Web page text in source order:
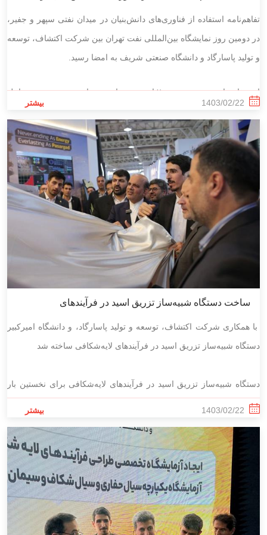
تفاهم‌نامه استفاده از فناوری‌های دانش‌بنیان در میدان نفتی سپهر و جفیر،
در دومین روز نمایشگاه بین‌المللی نفت تهران بین شرکت اکتشاف، توسعه
و تولید پاسارگاد و دانشگاه صنعتی شریف به امضا رسید.
این تفاهم‌نامه روز پنجشنبه ۲۰ اردیبهشت از سوی احمد محمدی مدیرعامل
شرکت اکتشاف، توسعه و تولید پاسارگاد و سعید جمشیدی رئیس دانشکده
مهندسی شیمی و نفت دانشگاه صنعتی شریف در غرفه گروه انرژی
پاسارگاد امضا شد.
در این مراسم دکتر احمد محمدی مدیرعامل شرکت اکتشاف، توسعه و‌
تولید پاسارگاد ویژگی‌های فنی این تفاهم‌نامه را تشریح و رئیس دانشکده
مهندسی شیمی و نفت دانشگاه صنعتی شریف نیز از حمایتهای گروه انرژی
پاسارگاد از دانشگاه در جهت رفع شکاف بین صنعت و دانشگاه قدردانی
1403/02/22 بیشتر
ساخت دستگاه شبیه‌ساز تزریق اسید در فرآیندهای
با همکاری شرکت اکتشاف، توسعه و تولید پاسارگاد، و دانشگاه امیرکبیر
دستگاه شبیه‌ساز تزریق اسید در فرآیندهای لایه‌شکافی ساخته شد
دستگاه شبیه‌ساز تزریق اسید در فرآیندهای لایه‌شکافی برای نخستین بار
در کشور با حمایت گروه انرژی پاسارگاد و توسط دانشگاه صنعتی امیرکبیر
مجلس شورای اسلامی، رونمایی شد
این دستگاه که در حاشیه بیست و هشتمین نمایشگاه بین‌المللی نفت، گاز،
پالایش و پتروشیمی تهران رونمایی شد و در معرض دید عموم قرار
گرفت، از قابلیت‌های متنوعی همچون شبیه‌سازی تزریق اسید درون
1403/02/22 بیشتر